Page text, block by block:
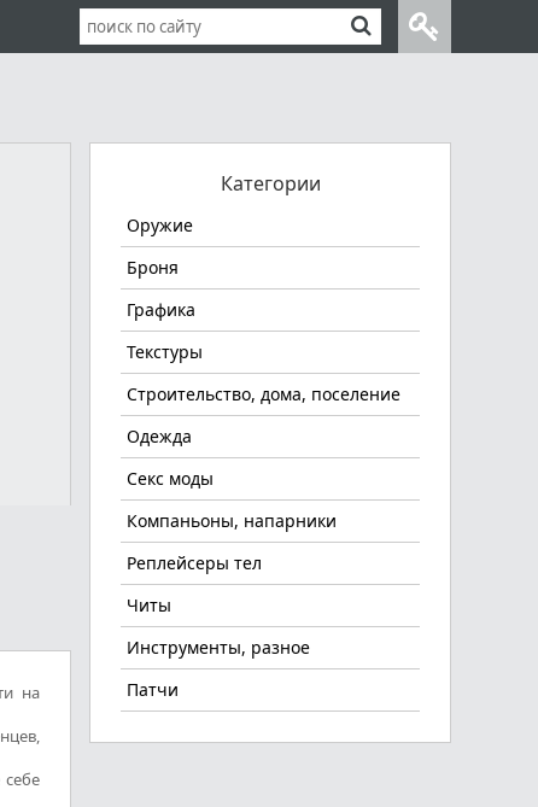
на
Категории
Оружие
Броня
Графика
Текстуры
Строительство, дома, поселение
Одежда
Секс моды
Компаньоны, напарники
Реплейсеры тел
Читы
Инструменты, разное
Патчи